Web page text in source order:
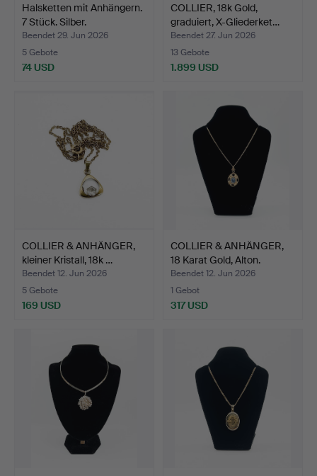
Halsketten mit Anhängern.
7 Stück. Silber.
Beendet 29. Jun 2026
5 Gebote
74 USD
COLLIER, 18k Gold,
graduiert, X-Gliederket…
Beendet 27. Jun 2026
13 Gebote
1.899 USD
COLLIER & ANHÄNGER,
kleiner Kristall, 18k …
Beendet 12. Jun 2026
5 Gebote
169 USD
COLLIER & ANHÄNGER,
18 Karat Gold, Alton.
Beendet 12. Jun 2026
1 Gebot
317 USD